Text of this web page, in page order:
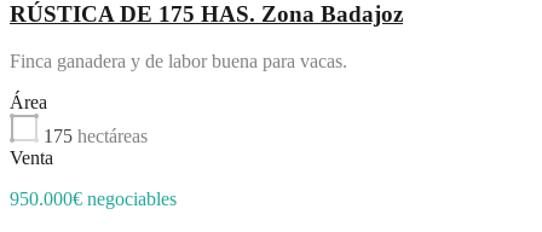
RÚSTICA DE 175 HAS. Zona Badajoz
Finca ganadera y de labor buena para vacas.
Área
175 hectáreas
Venta
950.000€ negociables